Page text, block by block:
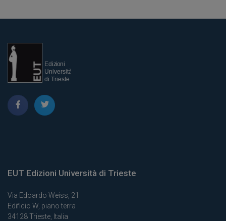
EUT Edizioni Università di Trieste
Via Edoardo Weiss, 21
Edificio W, piano terra
34128 Trieste, Italia